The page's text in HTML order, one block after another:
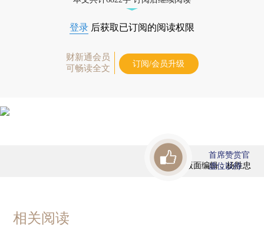
登录 后获取已订阅的阅读权限
财新通会员
可畅读全文
订阅/会员升级
版面编辑：杨胜忠
首席赞赏官
虚位以待
相关阅读